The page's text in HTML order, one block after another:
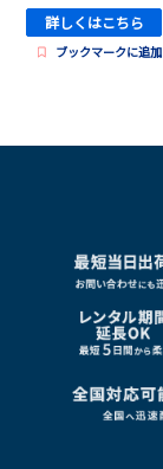
詳しくはこちら
ブックマークに追加